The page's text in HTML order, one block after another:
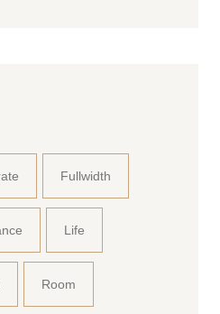
Fullwidth
Life
Room